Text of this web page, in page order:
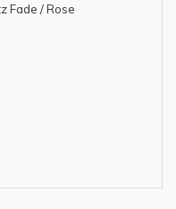
Fade / Rose